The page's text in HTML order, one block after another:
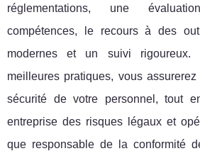
réglementations, une
compétences, le recours à des
modernes et un suivi rigoureux.
meilleures pratiques, vous
sécurité de votre personnel, tout
entreprise des risques légaux et
que responsable de la conformité